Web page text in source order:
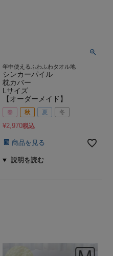
年中使えるふわふわタオル地
シンカーパイル
枕カバー
Lサイズ
【オーダーメイド】
春 秋 夏 冬
¥2,970税込
商品を見る